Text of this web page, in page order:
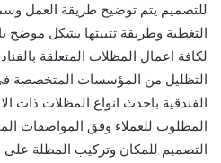
للتصميم يتم توضيح طريقة العمل
لكافة اعمال المظلات المتعلقة
التظليل من المؤسسات المتخصصة
الفندقية باحدث انواع المظلات ذات
المطلوب للعملاء وفق المواصفات
التصميم للمكان وتركيب المظلة